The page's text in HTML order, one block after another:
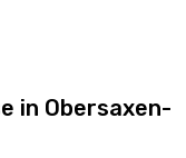
in Obersaxen-